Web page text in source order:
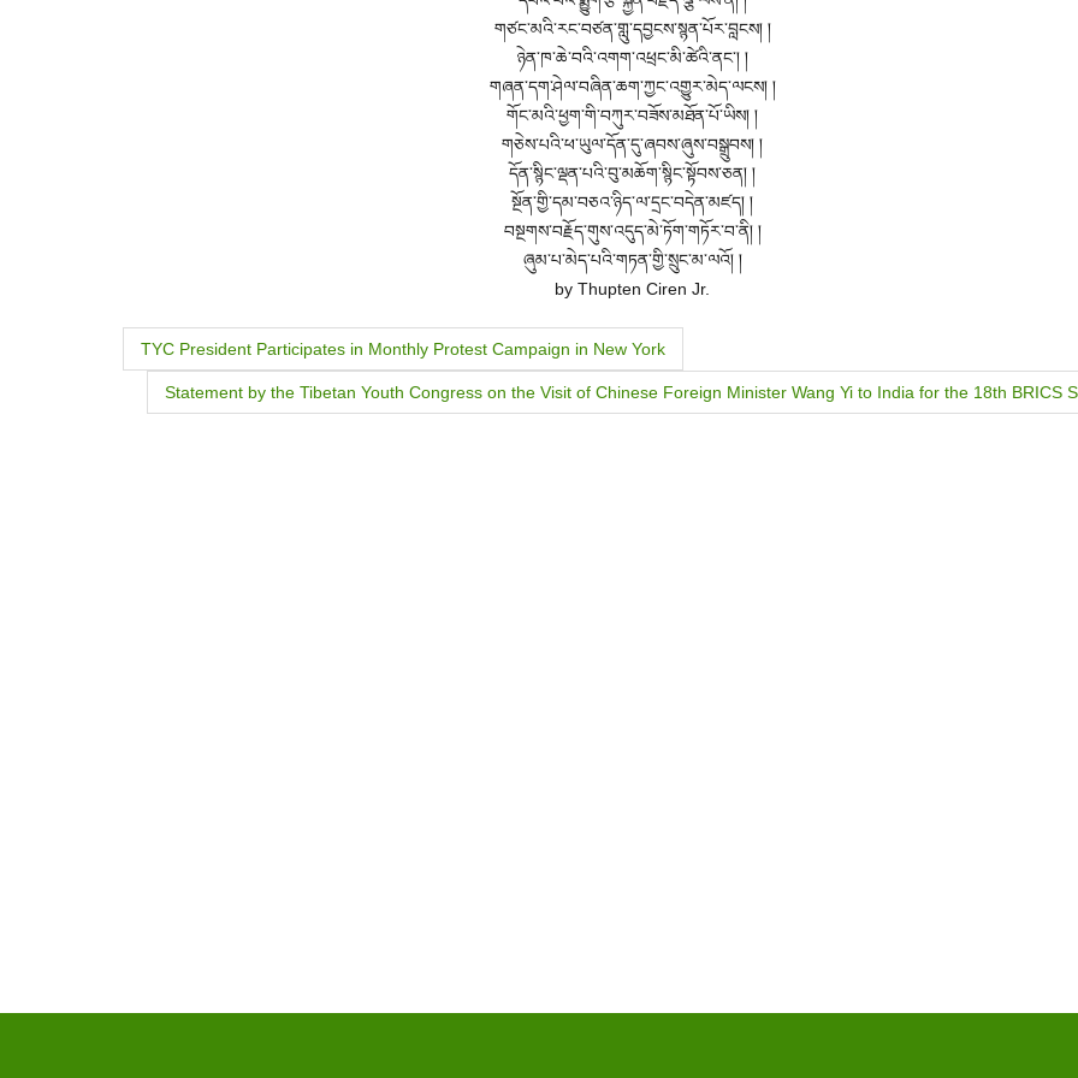
གཙང་མའི་རང་བཙན་གླུ་དབྱངས་སྙན་པོར་བླངས། །
ཉེན་ཁ་ཆེ་བའི་འགག་འཕྲང་མི་ཚེའི་ནང་། །
གཞན་དག་ཤེལ་བཞིན་ཆག་ཀྱང་འགྱུར་མེད་ལངས། །
གོང་མའི་ཕྱག་གི་བཀུར་བཟོས་མཐོན་པོ་ཡིས། །
གཅེས་པའི་ཕ་ཡུལ་དོན་དུ་ཞབས་ཞུས་བསྒྲུབས། །
དོན་སྙིང་ལྡན་པའི་བུ་མཆོག་སྙིང་སྟོབས་ཅན། །
སྔོན་གྱི་དམ་བཅའ་ཉིད་ལ་དྲང་བདེན་མཛད། །
བསྔགས་བརྗོད་གུས་འདུད་མེ་ཏོག་གཏོར་བ་ནི། །
ཞུམ་པ་མེད་པའི་གཏན་གྱི་སྲུང་མ་ལའོ། །
by Thupten Ciren Jr.
P
TYC President Participates in Monthly Protest Campaign in New York
Statement by the Tibetan Youth Congress on the Visit of Chinese Foreign Minister Wang Yi to India for the 18th BRICS